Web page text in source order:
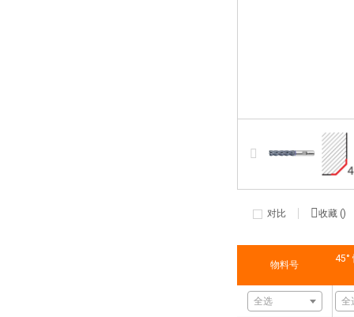
对比 收藏 ()
物料号
全选
45°
全